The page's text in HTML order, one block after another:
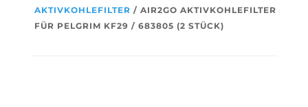
AKTIVKOHLEFILTER / AIR2GO AKTIVKOHLEFILTER
FÜR PELGRIM KF29 / 683805 (2 STÜCK)